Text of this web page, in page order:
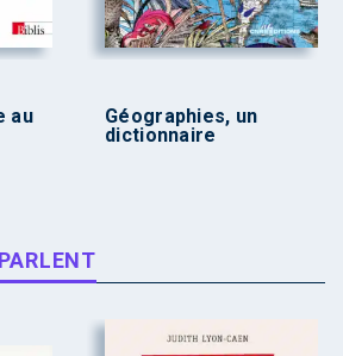
au
Géographies, un
dictionnaire